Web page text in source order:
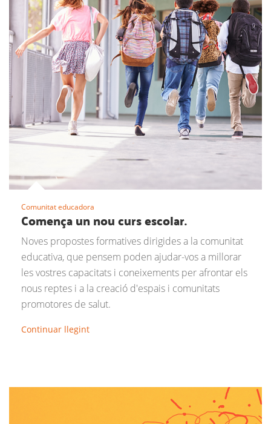
Comunitat educadora
Comença un nou curs escolar.
Noves propostes formatives dirigides a la comunitat
educativa, que pensem poden ajudar-vos a millorar
les vostres capacitats i coneixements per afrontar els
nous reptes i a la creació d'espais i comunitats
promotores de salut.
Continuar llegint